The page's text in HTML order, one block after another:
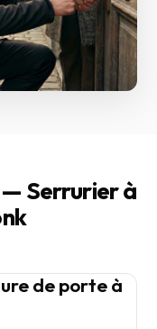
Serrurier à
de porte à